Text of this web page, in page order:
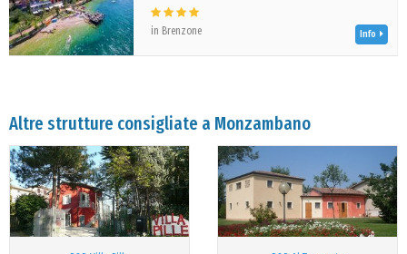
in Brenzone Info
Altre strutture consigliate a Monzambano